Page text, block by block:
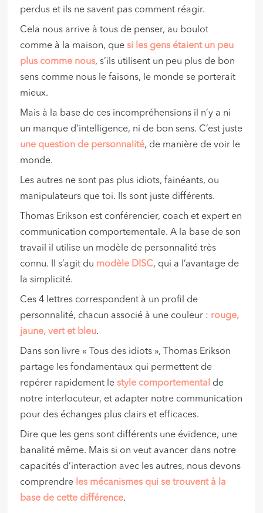
perdus et ils ne savent pas comment réagir.
Cela nous arrive à tous de penser, au boulot
comme à la maison, quesi les gens étaient un peu
plus comme nous, s’ils utilisent un peu plus de bon
sens comme nous le faisons, le monde se porterait
mieux.
Mais à la base de ces incompréhensions il n’y a ni
un manque d’intelligence, ni de bon sens. C’est juste
une question de personnalité, de manière de voir le
monde.
Les autres ne sont pas plus idiots, fainéants, ou
manipulateurs que toi. Ils sont juste différents.
Thomas Erikson est conférencier, coach et expert en
communication comportementale. A la base de son
travail il utilise un modèle de personnalité très
connu. Il s’agit du modèle DISC, qui a l’avantage de
la simplicité.
Ces 4 lettres correspondent à un profil de
personnalité, chacun associé à une couleur : rouge,
jaune, vert et bleu.
Dans son livre « Tous des idiots », Thomas Erikson
partage les fondamentaux qui permettent de
repérer rapidement lestyle comportemental de
notre interlocuteur, et adapter notre communication
pour des échanges plus clairs et efficaces.
Dire que les gens sont différents une évidence, une
banalité même. Mais si on veut avancer dans notre
capacités d’interaction avec les autres, nous devons
comprendre les mécanismes qui se trouvent à la
base de cette différence.